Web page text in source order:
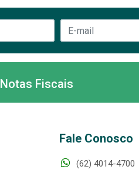
Notas Fiscais
Fale Conosco
(62) 4014-4700